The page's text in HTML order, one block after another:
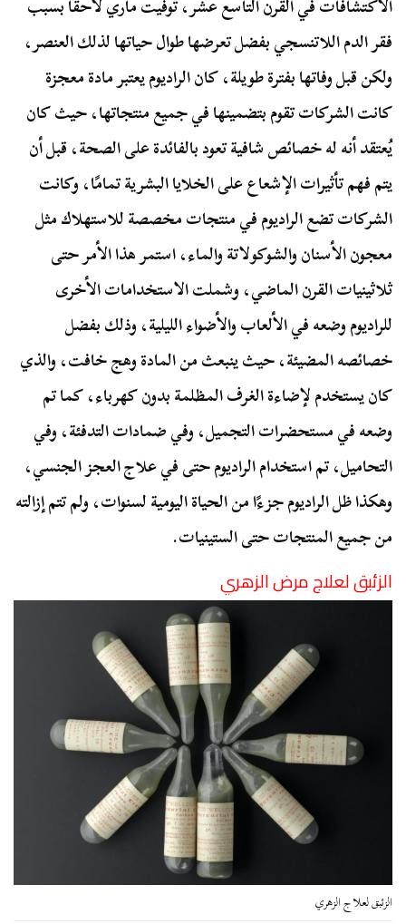
الاكتشافات في القرن التاسع عشر، توفيت ماري لاحقًا بسبب
فقر الدم اللاتنسجي بفضل تعرضها طوال حياتها لذلك العنصر،
ولكن قبل وفاتها بفترة طويلة، كان الراديوم يعتبر مادة معجزة
كانت الشركات تقوم بتضمينها في جميع منتجاتها، حيث كان
يُعتقد أنه له خصائص شافية تعود بالفائدة على الصحة، قبل أن
يتم فهم تأثيرات الإشعاع على الخلايا البشرية تمامًا، وكانت
الشركات تضع الراديوم في منتجات مخصصة للاستهلاك مثل
معجون الأسنان والشوكولاتة والماء، استمر هذا الأمر حتى
ثلاثينيات القرن الماضي، وشملت الاستخدامات الأخرى
للراديوم وضعه في الألعاب والأضواء الليلية، وذلك بفضل
خصائصه المضيئة، حيث ينبعث من المادة وهج خافت، والذي
كان يستخدم لإضاءة الغرف المظلمة بدون كهرباء، كما تم
وضعه في مستحضرات التجميل، وفي ضمادات التدفئة، وفي
التحاميل، تم استخدام الراديوم حتى في علاج العجز الجنسي،
وهكذا ظل الراديوم جزءًا من الحياة اليومية لسنوات، ولم تتم إزالته
من جميع المنتجات حتى الستينيات.
الزئبق لعلاج مرض الزهري
الزئبق لعلاج الزهري